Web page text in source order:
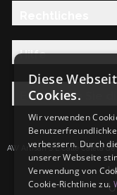
Hilfe
Entdecken Sie
AW Artisan S.L.Calle Caleta
Diese
Cookies.
Wir verwenden
verbessern. Durch
unserer Webseite
Verwendung von
Cookie-Richtlinie zu.